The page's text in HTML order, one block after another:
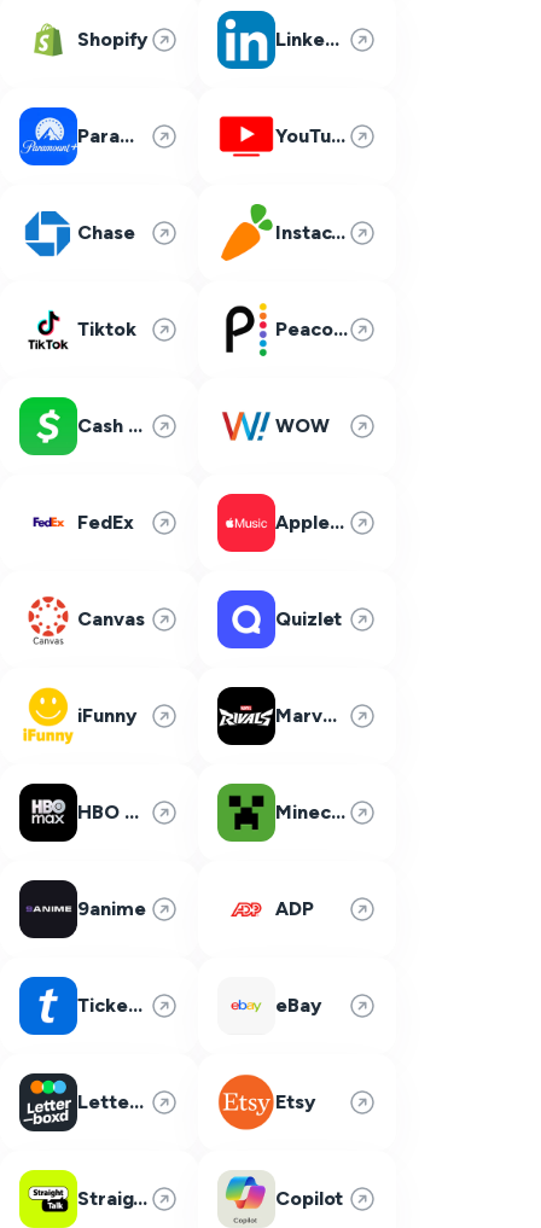
Shopify LinkedIn
Paramount Plus YouTube TV
Chase Instacart
Tiktok Peacock
Cash App WOW
FedEx Apple Music
Canvas Quizlet
iFunny Marvel Rivals
HBO Max Minecraft
9anime ADP
Ticketmaster eBay
Letterboxd Etsy
Straight Talk Copilot